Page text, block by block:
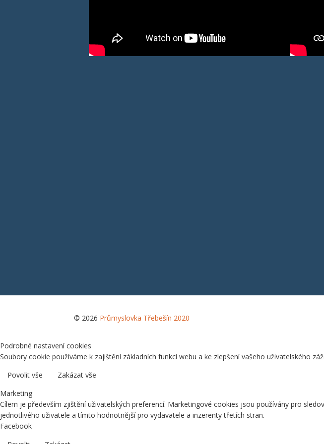
© 2026 Průmyslovka Třebešín 2020
Podrobné nastavení cookies
Soubory cookie používáme k zajištění základních funkcí webu a ke zlepšení vašeho uživatelského
Povolit vše
Zakázat vše
Marketing
Cílem je především zjištění uživatelských preferencí. Marketingové cookies jsou používány pro
jednotlivého uživatele a tímto hodnotnější pro vydavatele a inzerenty třetích stran.
Facebook